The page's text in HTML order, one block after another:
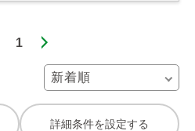
1
詳細条件を設定する